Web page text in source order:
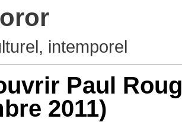
intemporel
Paul
2011)